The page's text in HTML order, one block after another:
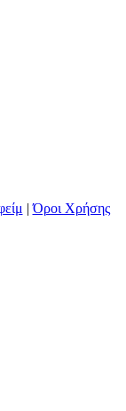
|Όροι Χρήσης